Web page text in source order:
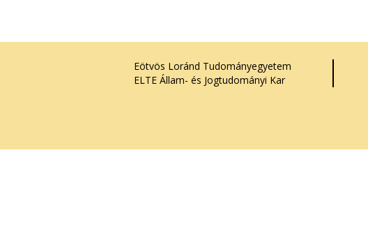
Eötvös Loránd Tudományegyetem
ELTE Állam- és Jogtudományi Kar